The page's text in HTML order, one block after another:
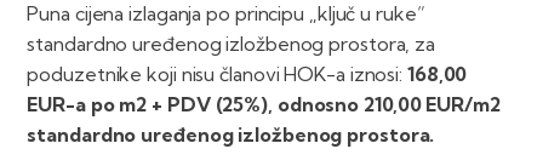
Puna cijena izlaganja po principu „ključ u ruke”
standardno uređenog izložbenog prostora, za
poduzetnike koji nisu članovi HOK-a iznosi: 168,00
EUR-a po m2 + PDV (25%), odnosno 210,00 EUR/m2
standardno uređenog izložbenog prostora.